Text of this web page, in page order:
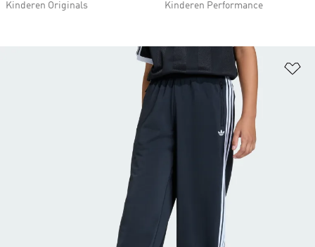
Kinderen Originals
Kinderen Performance